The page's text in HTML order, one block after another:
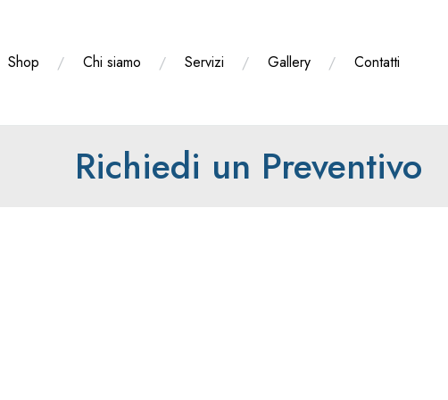
Shop Chi siamo Servizi Gallery Contatti
Richiedi un Preventivo